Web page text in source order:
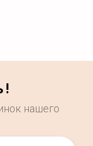
нашего